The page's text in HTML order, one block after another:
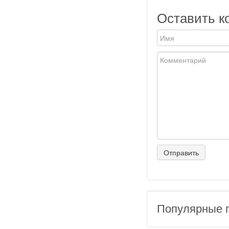
Оставить
Популярные